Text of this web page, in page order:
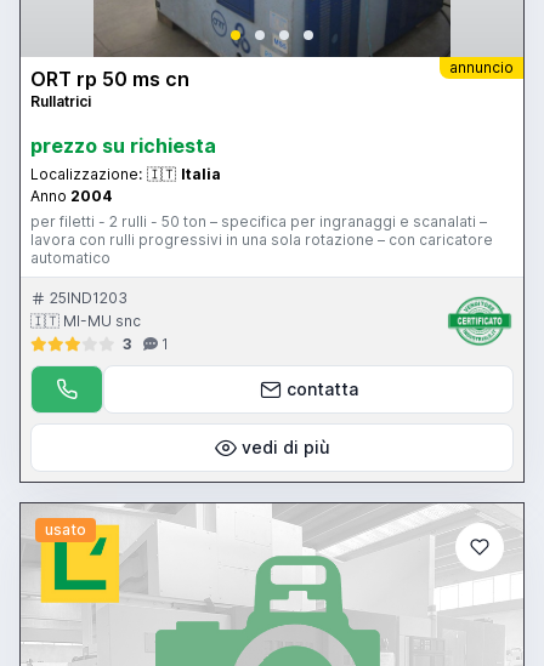
annuncio
ORT rp 50 ms cn
Rullatrici
prezzo su richiesta
Localizzazione: 🇮🇹 Italia
Anno 2004
per filetti - 2 rulli - 50 ton – specifica per ingranaggi e scanalati –
lavora con rulli progressivi in una sola rotazione – con caricatore
automatico
25IND1203
🇮🇹 MI-MU snc
3
1
contatta
vedi di più
usato